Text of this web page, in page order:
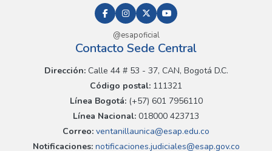
@esapoficial
Contacto Sede Central
Dirección:Calle 44 # 53 - 37, CAN, Bogotá D.C.
Código postal: 111321
Línea Bogotá:(+57) 601 7956110
Línea Nacional: 018000 423713
Correo: ventanillaunica@esap.edu.co
Notificaciones:notificaciones.judiciales@esap.gov.co